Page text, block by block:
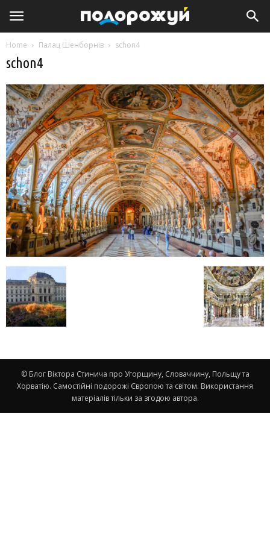
Home Палац Шенборнів schon4
schon4
© Блог Віктора Стинича про Угорщину, Словаччину, Польщу та
Хорватію. Самостійні подорожі Європою та світом. Використання
матеріалів тільки за згодою автора.